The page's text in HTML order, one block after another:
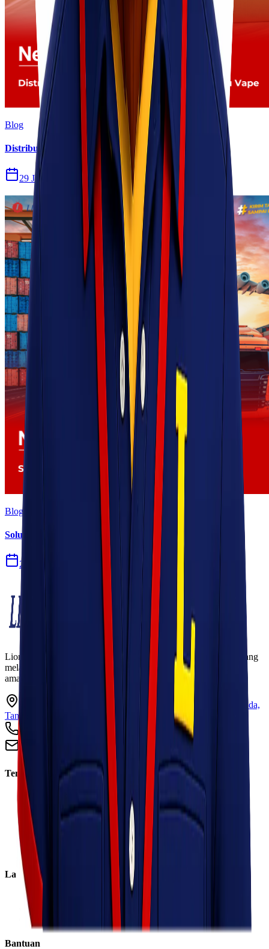
Blog
Distribusi Pengiriman Rokok Elektronik atau Vape
29 Jul 2026
Blog
Solusi Logistik untuk Perusahaan Manufaktur
27 Jul 2026
Lionel Express adalah perusahaan jasa pengiriman terpercaya yang
melayani pengiriman barang ke seluruh Indonesia dengan cepat,
aman, dan harga kompetitif.
Ruko Garden Square Blok G No. 11-12 Jurumudi baru, Benda,
Tangerang, Banten 15124
+62 813 8838 8182
info@lionelexpress.com
Tentang Kami
Tentang Kami
Visi & Misi
Sosial Perusahaan
Karir
Cabang
Informasi
Layanan
Express
Regular
Eco
Bantuan